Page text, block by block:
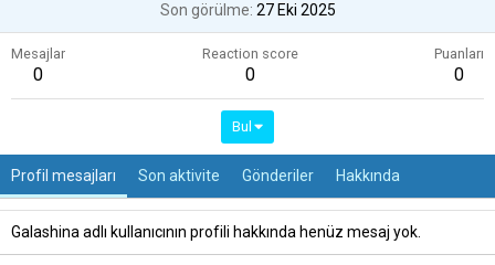
Son görülme 27 Eki 2025
Mesajlar
0
Reaction score
0
Puanları
0
Bul
Profil mesajları Son aktivite Gönderiler Hakkında
Galashina adlı kullanıcının profili hakkında henüz mesaj yok.